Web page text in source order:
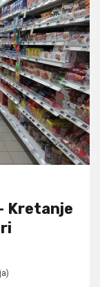
Kretanje